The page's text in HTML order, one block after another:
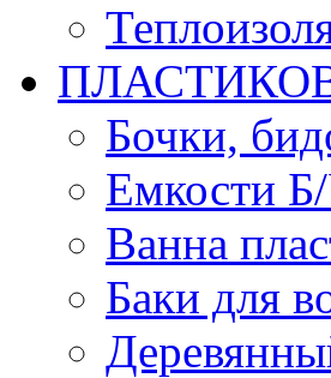
Бочки,
Емкости
Ванна
Баки для